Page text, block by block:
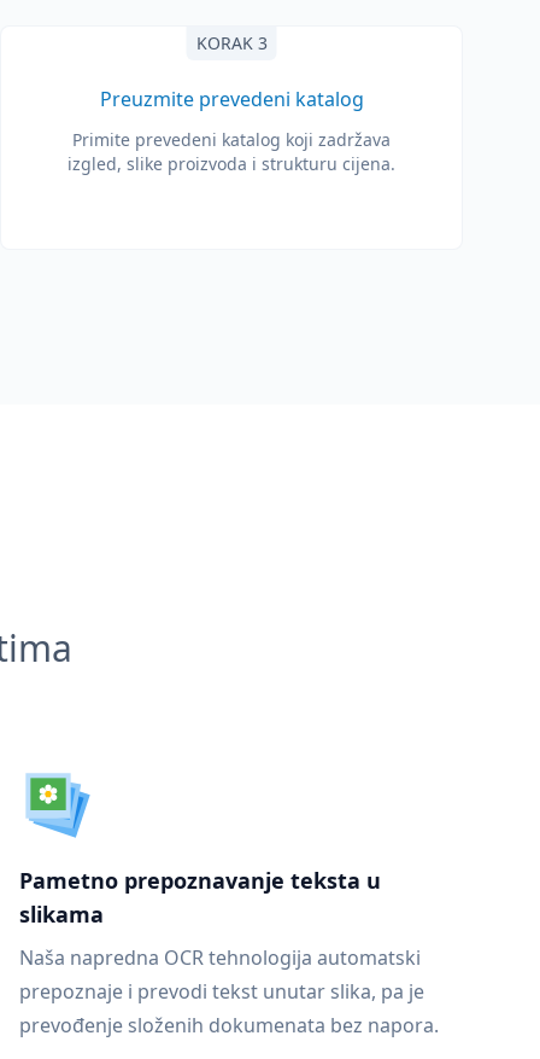
KORAK 3
Preuzmite prevedeni katalog
Primite prevedeni katalog koji zadržava
izgled, slike proizvoda i strukturu cijena.
Pametno prepoznavanje teksta u
slikama
Naša napredna OCR tehnologija automatski
prepoznaje i prevodi tekst unutar slika, pa je
prevođenje složenih dokumenata bez napora.